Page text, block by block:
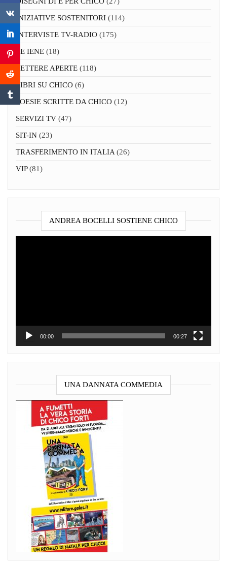
INIZIATIVE SOSTENITORI (114)
INTERVISTE TV-RADIO (175)
LE IENE (18)
LETTERE APERTE (118)
LIBRI SU CHICO (6)
POESIE SCRITTE DA CHICO (12)
SERVIZI TV (47)
SIT-IN (23)
TRASFERIMENTO IN ITALIA (26)
VIP(81)
ANDREA BOCELLI SOSTIENE CHICO
00:00 00:27
UNA DANNATA COMMEDIA